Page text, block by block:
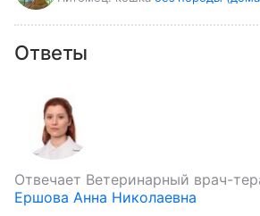
Ответы
Отвечает Ветеринарный врач-
Ершова Анна Николаевна